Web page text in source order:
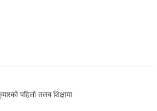
पहिलो तलब शिक्षामा